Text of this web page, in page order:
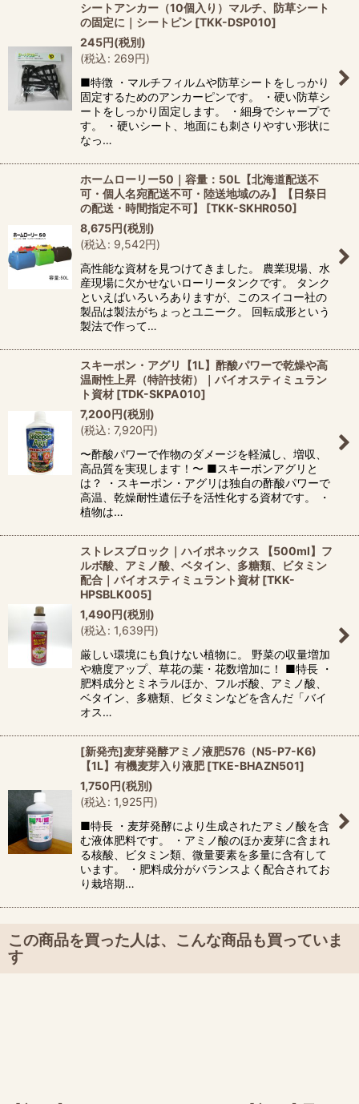
シートアンカー（10個入り）マルチ、防草シート
の固定に｜シートピン [TKK-DSP010]
245円(税別)
(税込: 269円)
■特徴 ・マルチフィルムや防草シートをしっかり
固定するためのアンカーピンです。 ・硬い防草シ
ートをしっかり固定します。 ・細身でシャープで
す。 ・硬いシート、地面にも刺さりやすい形状に
なっ…
ホームローリー50｜容量：50L【北海道配送不
可・個人名宛配送不可・陸送地域のみ】【日祭日
の配送・時間指定不可】
[TKK-SKHR050]
8,675円(税別)
(税込: 9,542円)
高性能な資材を見つけてきました。 農業現場、水
産現場に欠かせないローリータンクです。 タンク
といえばいろいろありますが、このスイコー社の
製品は製法がちょっとユニーク。 回転成形という
製法で作って…
スキーポン・アグリ【1L】酢酸パワーで乾燥や高
温耐性上昇（特許技術）｜バイオスティミュラン
ト資材 [TDK-SKPA010]
7,200円(税別)
(税込: 7,920円)
〜酢酸パワーで作物のダメージを軽減し、増収、
高品質を実現します！〜 ■スキーポンアグリと
は？ ・スキーポン・アグリは独自の酢酸パワーで
高温、乾燥耐性遺伝子を活性化する資材です。 ・
植物は…
ストレスブロック｜ハイポネックス 【500ml】フ
ルボ酸、アミノ酸、ベタイン、多糖類、ビタミン
配合｜バイオスティミュラント資材 [TKK-
HPSBLK005]
1,490円(税別)
(税込: 1,639円)
厳しい環境にも負けない植物に。 野菜の収量増加
や糖度アップ、草花の葉・花数増加に！ ■特長 ・
肥料成分とミネラルほか、フルボ酸、アミノ酸、
ベタイン、多糖類、ビタミンなどを含んだ「バイ
オス…
[新発売]麦芽発酵アミノ液肥576（N5-P7-K6)
【1L】有機麦芽入り液肥 [TKE-BHAZN501]
1,750円(税別)
(税込: 1,925円)
■特長 ・麦芽発酵により生成されたアミノ酸を含
む液体肥料です。 ・アミノ酸のほか麦芽に含まれ
る核酸、ビタミン類、微量要素を多量に含有して
います。 ・肥料成分がバランスよく配合されてお
り栽培期…
この商品を買った人は、こんな商品も買っていま
す